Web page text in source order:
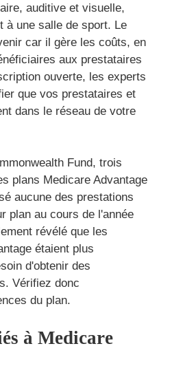
auditive et visuelle,
à une salle de sport. Le
car il gère les coûts, en
aux prestataires
ouverte, les experts
que vos prestataires et
dans le réseau de votre
Fund, trois
plans Medicare Advantage
aucune des prestations
plan au cours de l'année
révélé que les
étaient plus
d'obtenir des
Vérifiez donc
du plan.
à Medicare